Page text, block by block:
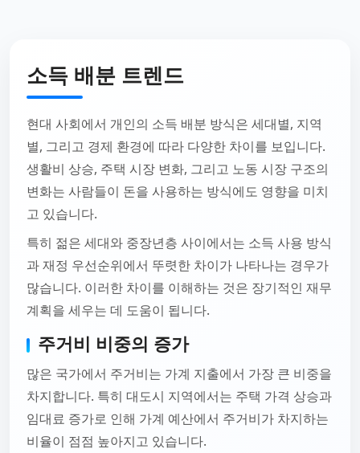
소득 배분 트렌드
현대 사회에서 개인의 소득 배분 방식은 세대별, 지역
별, 그리고 경제 환경에 따라 다양한 차이를 보입니다.
생활비 상승, 주택 시장 변화, 그리고 노동 시장 구조의
변화는 사람들이 돈을 사용하는 방식에도 영향을 미치
고 있습니다.
특히 젊은 세대와 중장년층 사이에서는 소득 사용 방식
과 재정 우선순위에서 뚜렷한 차이가 나타나는 경우가
많습니다. 이러한 차이를 이해하는 것은 장기적인 재무
계획을 세우는 데 도움이 됩니다.
주거비 비중의 증가
많은 국가에서 주거비는 가계 지출에서 가장 큰 비중을
차지합니다. 특히 대도시 지역에서는 주택 가격 상승과
임대료 증가로 인해 가계 예산에서 주거비가 차지하는
비율이 점점 높아지고 있습니다.